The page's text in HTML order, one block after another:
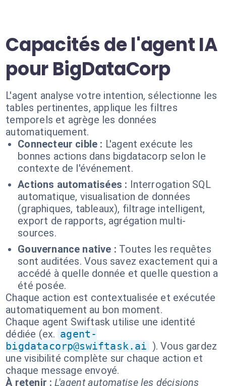
Capacités de l'agent IA
pour BigDataCorp
L'agent analyse votre intention, sélectionne les
tables pertinentes, applique les filtres
temporels et agrège les données
automatiquement.
Connecteur cible : L'agent exécute les
bonnes actions dans bigdatacorp selon le
contexte de l'événement.
Actions automatisées : Interrogation SQL
automatique, visualisation de données
(graphiques, tableaux), filtrage intelligent,
export de rapports, agrégation multi-
sources.
Gouvernance native : Toutes les requêtes
sont auditées. Vous savez exactement qui a
accédé à quelle donnée et quelle question a
été posée.
Chaque action est contextualisée et exécutée
automatiquement au bon moment.
Chaque agent Swiftask utilise une identité
dédiée (ex. agent-
bigdatacorp@swiftask.ai ). Vous gardez
une visibilité complète sur chaque action et
chaque message envoyé.
À retenir : L'agent automatise les décisions